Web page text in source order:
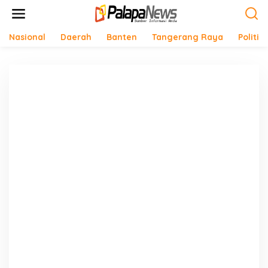
Nasional Daerah Banten Tangerang Raya Politik